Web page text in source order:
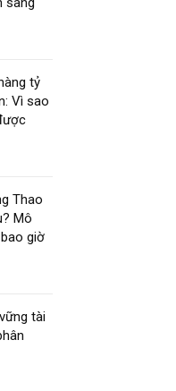
tỷ
Vì sao
Thao
Mô
giờ
tài